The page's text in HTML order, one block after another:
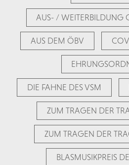
AUS- / WEITERBILDUNG
AUS DEM ÖBV
DIE FAHNE DES VSM
ZUM TRAGEN DER
ZUM TRAGEN DER
BLASMUSIKPREIS